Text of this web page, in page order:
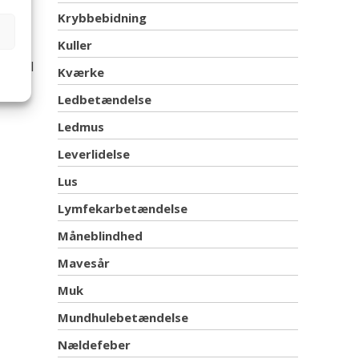
travl
Krybbebidning
Kuller
Kværke
Ledbetændelse
Ledmus
Leverlidelse
Lus
Lymfekarbetændelse
Måneblindhed
Mavesår
Muk
Mundhulebetændelse
Nældefeber